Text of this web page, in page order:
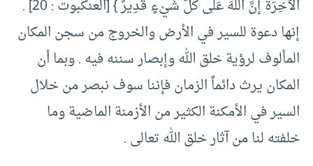
الآخِرَةَ إنَّ اللَّهَ عَلَى كُلِّ شَيْءٍ قَدِيرٌ } [العنكبوت : 20] .
إنها دعوة للسير في الأرض والخروج من سجن المكان
المألوف لرؤية خلق الله وإبصار سننه فيه . وبما أن
المكان يرث دائماً الزمان فإننا سوف نبصر من خلال
السير في الأمكنة الكثير من الأزمنة الماضية وما
خلفته لنا من آثار خلق الله تعالى .